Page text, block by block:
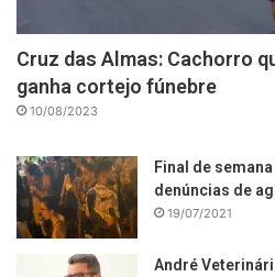
Cruz das Almas: Cachorro
ganha cortejo fúnebre
10/08/2023
Final de
denúncias de
19/07/2021
André